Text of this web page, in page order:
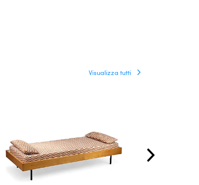
Visualizza tutti